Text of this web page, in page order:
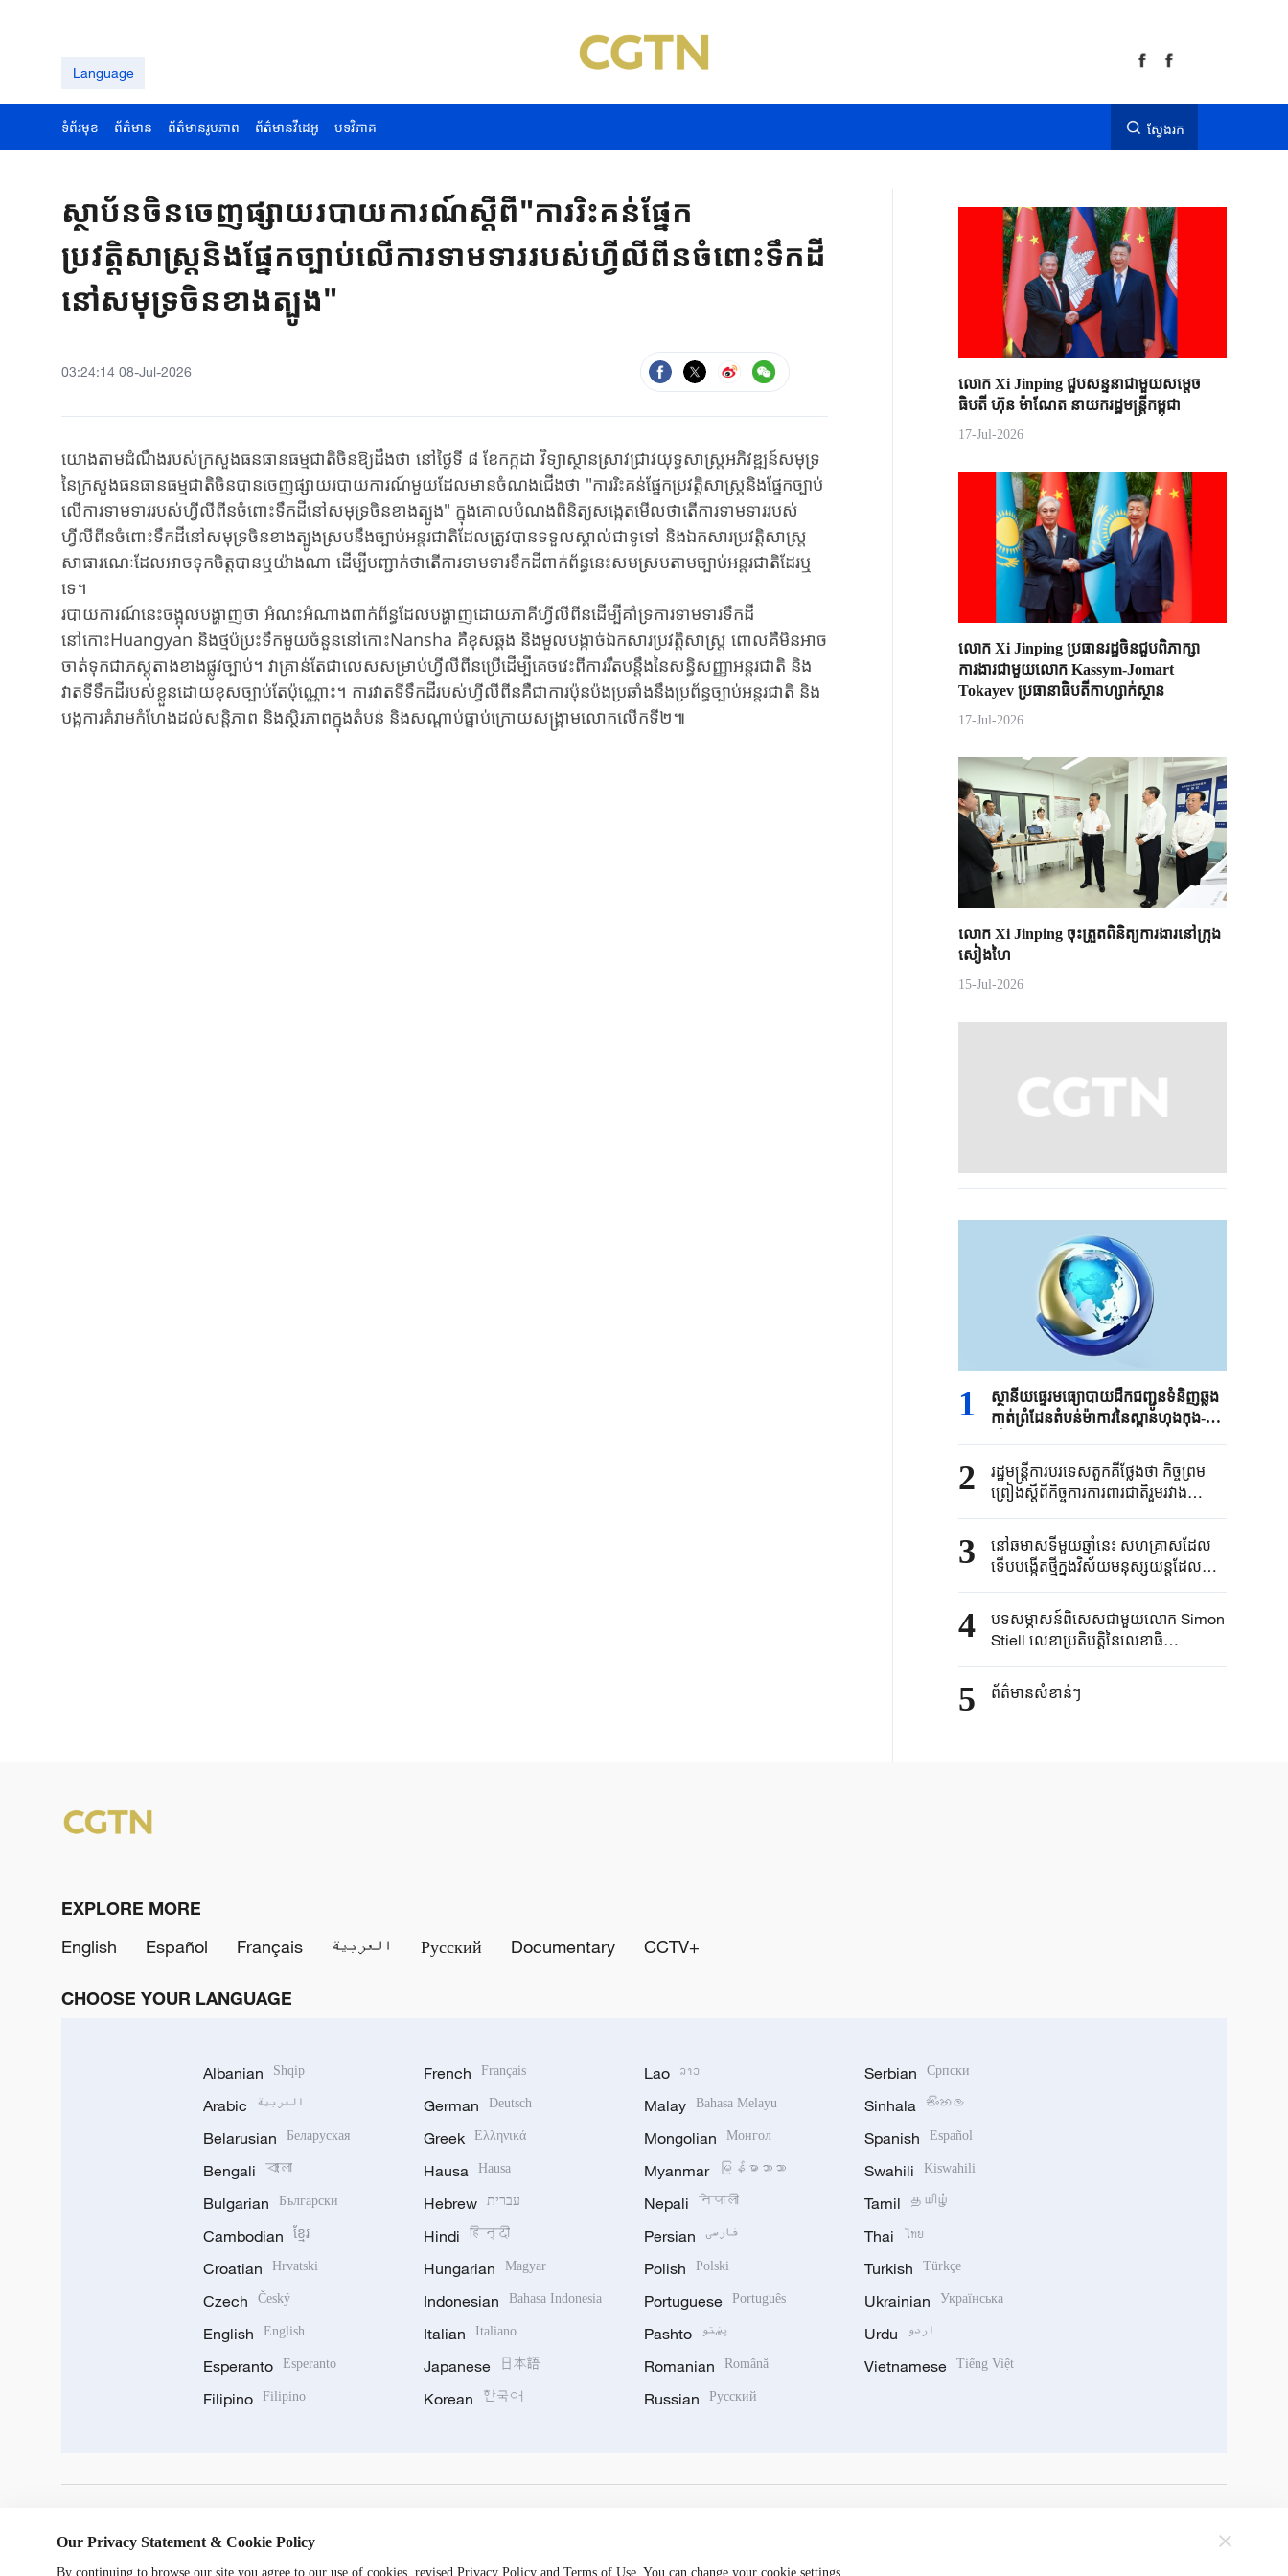
Language
ទំព័រមុខ ព័ត៌មាន ព័ត៌មានរូបភាព ព័ត៌មានវីដេអូ បទវិភាគ ស្វែងរក
ស្ថាប័នចិនចេញផ្សាយរបាយការណ៍ស្តីពី"ការរិះគន់ផ្នែក
ប្រវត្តិសាស្ត្រនិងផ្នែកច្បាប់លើការទាមទាររបស់ហ្វីលីពីនចំពោះទឹកដី
នៅសមុទ្រចិនខាងត្បូង"
03:24:14 08-Jul-2026
យោងតាមដំណឹងរបស់ក្រសួងធនធានធម្មជាតិចិនឱ្យដឹងថា នៅថ្ងៃទី ៨ ខែកក្កដា វិទ្យាស្ថានស្រាវជ្រាវយុទ្ធសាស្ត្រអភិវឌ្ឍន៍សមុទ្រ
នៃក្រសួងធនធានធម្មជាតិចិនបានចេញផ្សាយរបាយការណ៍មួយដែលមានចំណងជើងថា "ការរិះគន់ផ្នែកប្រវត្តិសាស្ត្រនិងផ្នែកច្បាប់
លើការទាមទាររបស់ហ្វីលីពីនចំពោះទឹកដីនៅសមុទ្រចិនខាងត្បូង" ក្នុងគោលបំណងពិនិត្យសង្កេតមើលថាតើការទាមទាររបស់
ហ្វីលីពីនចំពោះទឹកដីនៅសមុទ្រចិនខាងត្បូងស្របនឹងច្បាប់អន្តរជាតិដែលត្រូវបានទទួលស្គាល់ជាទូទៅ និងឯកសារប្រវត្តិសាស្ត្រ
សាធារណេៈដែលអាចទុកចិត្តបាន​ឬយ៉ាងណា ដើម្បីបញ្ជាក់ថាតើការទាមទារទឹកដីពាក់ព័ន្ធនេះសមស្របតាមច្បាប់អន្តរជាតិដែរឬ
ទេ។
របាយការណ៍នេះចង្អុលបង្ហាញថា ​អំណះអំណាងពាក់ព័ន្ធដែលបង្ហាញដោយភាគីហ្វីលីពីនដើម្បីគាំទ្រការទាមទារទឹកដី
នៅកោះHuangyan និងថ្មប៉ប្រះទឹកមួយចំនួននៅកោះNansha គឺ​ខុសឆ្គង និងមួលបង្កាច់ឯកសារប្រវត្តិសាស្ត្រ ពោលគឺមិនអាច
ចាត់ទុកជាភស្តុតាងខាងផ្លូវច្បាប់។ វាគ្រាន់តែជាលេសសម្រាប់ហ្វីលីពីនប្រើដើម្បីគេចវេះពីការរឹតបន្តឹងនៃសន្ធិសញ្ញាអន្តរជាតិ និង
វាតទីទឹកដីរបស់ខ្លួនដោយខុសច្បាប់តែប៉ុណ្ណោះ។ ការវាតទីទឹកដីរបស់ហ្វីលីពីនគឺជាការប៉ុនប៉ងប្រឆាំងនឹងប្រព័ន្ធច្បាប់អន្តរជាតិ និង
បង្កការគំរាមកំហែងដល់សន្តិភាព និងស្ថិរភាពក្នុងតំបន់ និងសណ្តាប់ធ្នាប់ក្រោយសង្គ្រាមលោកលើកទី​២៕
លោក Xi Jinping ជួបសន្ទនាជាមួយសម្តេច
ធិបតី ហ៊ុន ម៉ាណែត នាយករដ្ឋមន្ត្រីកម្ពុជា
17-Jul-2026
លោក Xi Jinping ប្រធានរដ្ឋចិន​ជួបពិភាក្សា​
ការងារជាមួយ​លោក Kassym-Jomart ​
Tokayev ​ប្រធានាធិបតី​កាហ្សាក់ស្ថាន​
17-Jul-2026
លោក Xi Jinping ចុះត្រួតពិនិត្យការងារនៅក្រុង
សៀងហៃ
15-Jul-2026
1
ស្ថានីយផ្ទេរមធ្យោបាយ​ដឹកជញ្ជូនទំនិញឆ្លង
កាត់ព្រំដែនតំបន់​ម៉ាកាវនៃស្ពានហុងកុង-
ជាង ៨ ម៉ឺន​គ្រឿងក្នុងរយៈពេលបីឆ្នាំ
2
រដ្ឋមន្ត្រី​ការបរទេស​តួកគីថ្លែងថា ​កិច្ចព្រម
ព្រៀងស្តីពី​កិច្ចការការពារ​ជាតិរួមរវាង​
ប្រទេស​អា​រ៉ាប៊ី​សាអូឌីត តួកគី​និងប៉ាគីស្ថាន​
មានសក្តានុពល​ក្នុងការពង្រីក​សមាជិក
បន្ថែម​
3
នៅឆមាសទីមួយ​ឆ្នាំនេះ ​សហគ្រាសដែល​
ទើបបង្កើតថ្មី​ក្នុងវិស័យ​មនុស្សយន្ត​ដែល​មាន​
រូប​រាង​ដូចមនុស្ស​មានចំនួន១១,៦ម៉ឺន​
4
បទសម្ភាសន៍ពិសេសជាមួយលោក Simon
Stiell លេខាប្រតិបតិ្តនៃលេខាធិ
ការដ្ឋាន«អនុសញ្ញាក្របខ័ណ្ឌអង្គការសហ
ប្រជាជាតិស្តីពីការប្រែប្រួលអាកាស
ធាតុ»៖"បទពិសោធរបស់ប្រទេសចិនសក្តិ
5 ព័ត៌មានសំខាន់ៗ
EXPLORE MORE
English
Español Français العربية Русский Documentary CCTV+
CHOOSE YOUR LANGUAGE
Albanian Shqip
Arabic العربية
Belarusian Беларуская
Bengali বাংলা
Bulgarian Български
Cambodian ខ្មែរ
Croatian Hrvatski
Czech Český
English English
Esperanto Esperanto
Filipino Filipino
French Français
German Deutsch
Greek Ελληνικά
Hausa Hausa
Hebrew עברית
Hindi हिन्दी
Hungarian Magyar
Indonesian Bahasa Indonesia
Italian Italiano
Japanese 日本語
Korean 한국어
Lao ລາວ
Malay Bahasa Melayu
Mongolian Монгол
Myanmar မြန်မာဘာသာ
Nepali नेपाली
Persian فارسی
Polish Polski
Portuguese Português
Pashto پښتو
Romanian Română
Russian Русский
Serbian Српски
Sinhala සිංහල
Spanish Español
Swahili Kiswahili
Tamil தமிழ்
Thai ไทย
Turkish Türkçe
Ukrainian Українська
Urdu اردو
Vietnamese Tiếng Việt
Our Privacy Statement & Cookie Policy
By continuing to browse our site you agree to our use of cookies, revised Privacy Policy and Terms of Use. You can change your cookie settings